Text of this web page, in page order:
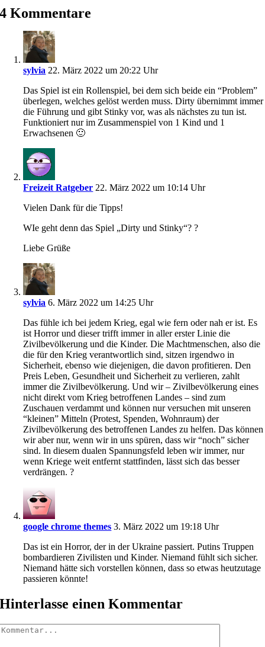
4 Kommentare
sylvia 22. März 2022 um 20:22 Uhr
Das Spiel ist ein Rollenspiel, bei dem sich beide ein “Problem”
überlegen, welches gelöst werden muss. Dirty übernimmt immer
die Führung und gibt Stinky vor, was als nächstes zu tun ist.
Funktioniert nur im Zusammenspiel von 1 Kind und 1
Erwachsenen 🙂
Freizeit Ratgeber 22. März 2022 um 10:14 Uhr
Vielen Dank für die Tipps!
WIe geht denn das Spiel „Dirty und Stinky“? ?
Liebe Grüße
sylvia 6. März 2022 um 14:25 Uhr
Das fühle ich bei jedem Krieg, egal wie fern oder nah er ist. Es
ist Horror und dieser trifft immer in aller erster Linie die
Zivilbevölkerung und die Kinder. Die Machtmenschen, also die
die für den Krieg verantwortlich sind, sitzen irgendwo in
Sicherheit, ebenso wie diejenigen, die davon profitieren. Den
Preis Leben, Gesundheit und Sicherheit zu verlieren, zahlt
immer die Zivilbevölkerung. Und wir – Zivilbevölkerung eines
nicht direkt vom Krieg betroffenen Landes – sind zum
Zuschauen verdammt und können nur versuchen mit unseren
“kleinen” Mitteln (Protest, Spenden, Wohnraum) der
Zivilbevölkerung des betroffenen Landes zu helfen. Das können
wir aber nur, wenn wir in uns spüren, dass wir “noch” sicher
sind. In diesem dualen Spannungsfeld leben wir immer, nur
wenn Kriege weit entfernt stattfinden, lässt sich das besser
verdrängen. ?
google chrome themes 3. März 2022 um 19:18 Uhr
Das ist ein Horror, der in der Ukraine passiert. Putins Truppen
bombardieren Zivilisten und Kinder. Niemand fühlt sich sicher.
Niemand hätte sich vorstellen können, dass so etwas heutzutage
passieren könnte!
Hinterlasse einen Kommentar